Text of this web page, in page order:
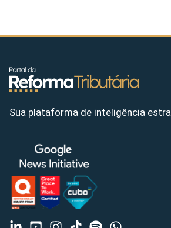
Sua plataforma de inteligência